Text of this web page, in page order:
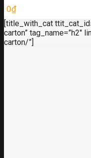
0₫
[title_with_cat
carton” tag_name=”h2″
carton/”]